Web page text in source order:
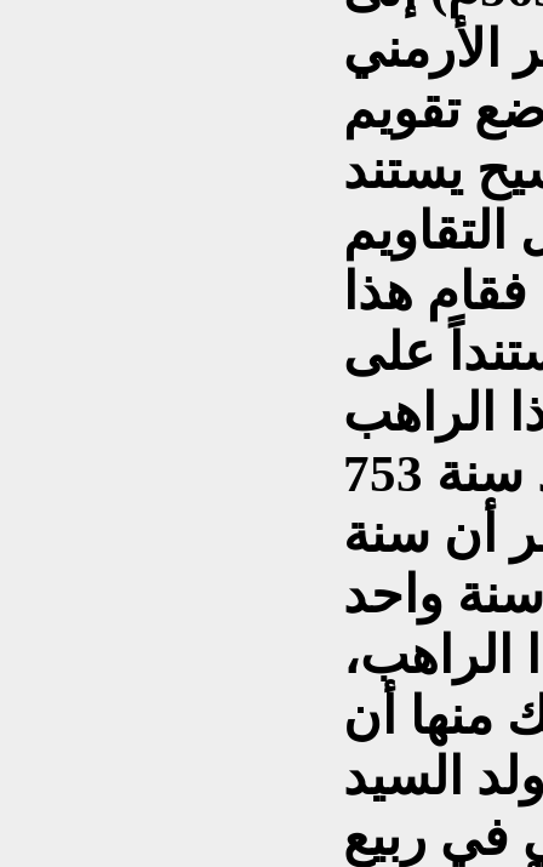
الأرمني
بوضع تقويم
يستند
فقام هذا
على
الراهب
أن السيد المسيح قد ولد سنة 753
أن سنة
سنة واحد
الراهب،
منها أن
السيد
في ربيع